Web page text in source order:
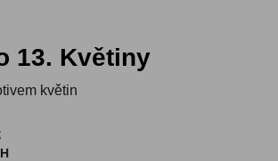
13. Květiny
květin